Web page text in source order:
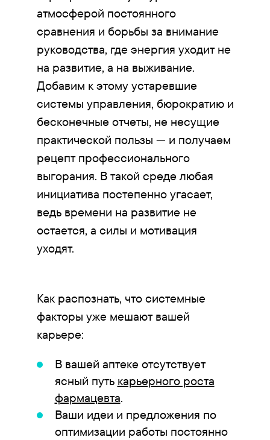
атмосферой постоянного
сравнения и борьбы за внимание
руководства, где энергия уходит не
на развитие, а на выживание.
Добавим к этому устаревшие
системы управления, бюрократию и
бесконечные отчеты, не несущие
практической пользы — и получаем
рецепт профессионального
выгорания. В такой среде любая
инициатива постепенно угасает,
ведь времени на развитие не
остается, а силы и мотивация
уходят.
Как распознать, что системные
факторы уже мешают вашей
карьере:
В вашей аптеке отсутствует
ясный путь карьерного роста
фармацевта.
Ваши идеи и предложения по
оптимизации работы постоянно